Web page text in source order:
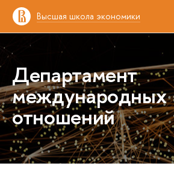
Высшая школа экономики
Департамент
международных
отношений